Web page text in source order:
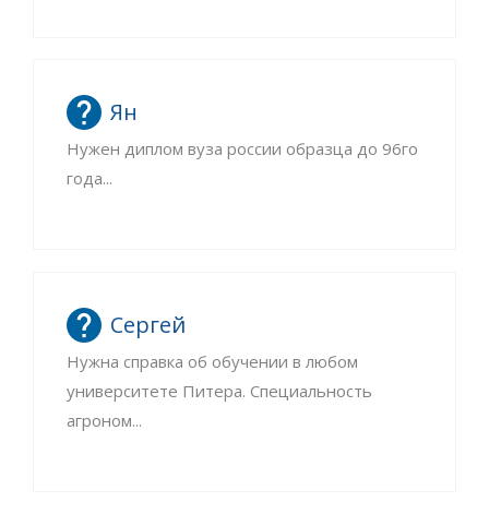
Ян
Нужен диплом вуза россии образца до 96го
года...
Сергей
Нужна справка об обучении в любом
университете Питера. Специальность
агроном...